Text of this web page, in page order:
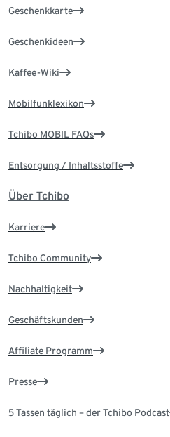
Geschenkkarte
Geschenkideen
Kaffee-Wiki
Mobilfunklexikon
Tchibo MOBIL FAQs
Entsorgung / Inhaltsstoffe
Über Tchibo
Karriere
Tchibo Community
Nachhaltigkeit
Geschäftskunden
Affiliate Programm
Presse
5 Tassen täglich – der Tchibo Podcast